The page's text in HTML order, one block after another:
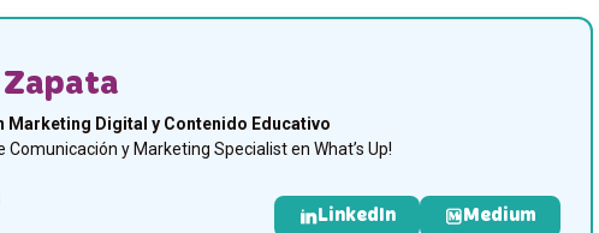
Marketing Digital y Contenido Educativo
Comunicación y Marketing Specialist en What’s Up!
LinkedIn Medium